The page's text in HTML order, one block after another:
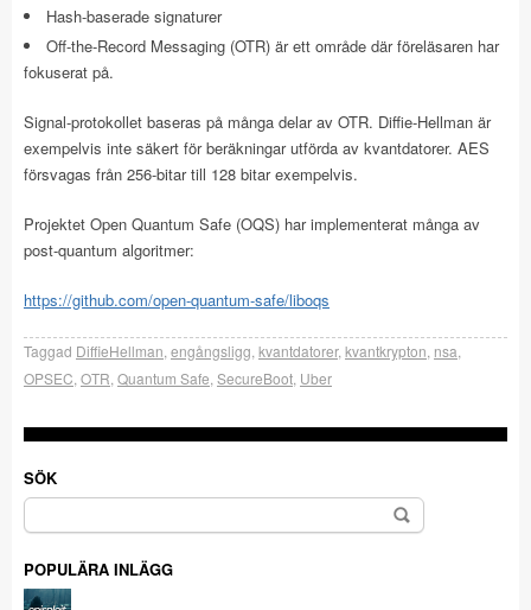
Hash-baserade signaturer
Off-the-Record Messaging (OTR) är ett område där föreläsaren har
fokuserat på.
Signal-protokollet baseras på många delar av OTR. Diffie-Hellman är
exempelvis inte säkert för beräkningar utförda av kvantdatorer. AES
försvagas från 256-bitar till 128 bitar exempelvis.
Projektet Open Quantum Safe (OQS) har implementerat många av
post-quantum algoritmer:
https://github.com/open-quantum-safe/liboqs
Taggad DiffieHellman engångsligg kvantdatorer, kvantkrypton nsa
OPSEC OTR Quantum Safe SecureBoot Uber
SÖK
Sök
efter:
POPULÄRA INLÄGG